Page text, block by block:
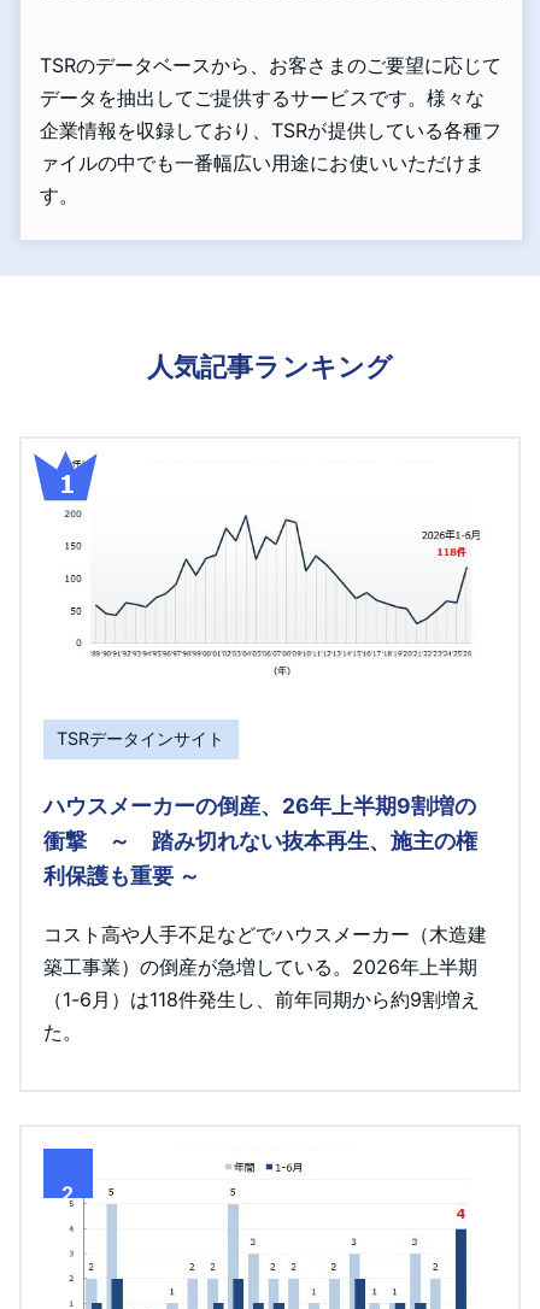
TSRのデータベースから、お客さまのご要望に応じて
データを抽出してご提供するサービスです。様々な
企業情報を収録しており、TSRが提供している各種フ
ァイルの中でも一番幅広い用途にお使いいただけま
す。
人気記事ランキング
TSRデータインサイト
ハウスメーカーの倒産、26年上半期9割増の
衝撃 ～ 踏み切れない抜本再生、施主の権
利保護も重要 ～
コスト高や人手不足などでハウスメーカー（木造建
築工事業）の倒産が急増している。2026年上半期
（1-6月）は118件発生し、前年同期から約9割増え
た。
2